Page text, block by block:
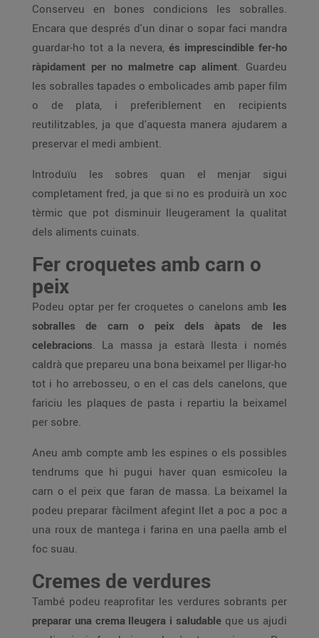
Conserveu en bones condicions les sobralles.
Encara que després d'un dinar o sopar faci mandra
guardar-ho tot a la nevera, és imprescindible fer-ho
ràpidament per no malmetre cap aliment. Guardeu
les sobralles tapades o embolicades amb paper film
o de plata, i preferiblement en recipients
reutilitzables, ja que d'aquesta manera ajudarem a
preservar el medi ambient.
Introduïu les sobres quan el menjar sigui
completament fred, ja que si no es produirà un xoc
tèrmic que pot disminuir lleugerament la qualitat
dels aliments cuinats.
Fer croquetes amb carn o
peix
Podeu optar per fer croquetes o canelons amb les
sobralles de carn o peix dels àpats de les
celebracions. La massa ja estarà llesta i només
caldrà que prepareu una bona beixamel per lligar-ho
tot i ho arrebosseu, o en el cas dels canelons, que
fariciu les plaques de pasta i repartiu la beixamel
per sobre.
Aneu amb compte amb les espines o els possibles
tendrums que hi pugui haver quan esmicoleu la
carn o el peix que faran de massa. La beixamel la
podeu preparar fàcilment afegint llet a poc a poc a
una roux de mantega i farina en una paella amb el
foc suau.
Cremes de verdures
També podeu reaprofitar les verdures sobrants per
preparar una crema lleugera i saludable que us ajudi